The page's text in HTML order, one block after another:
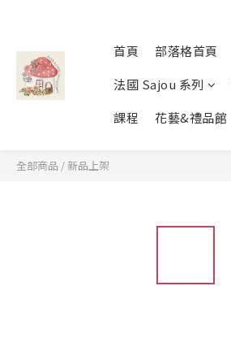
首頁 部落格首頁
法國 Sajou 系列
課程
花藝&禮品館
全部商品 /新品上架